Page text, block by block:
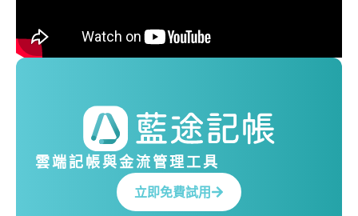
雲端記帳與金流管理工具
立即免費試用